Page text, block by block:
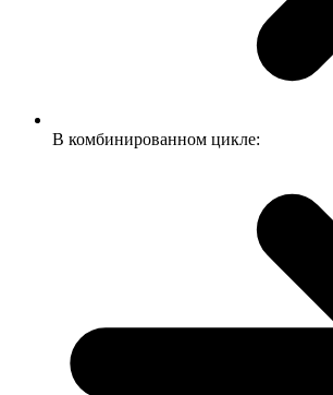
В комбинированном цикле: